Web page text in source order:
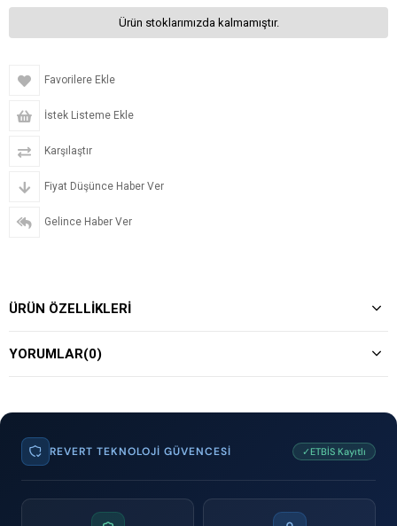
Ürün stoklarımızda kalmamıştır.
Favorilere Ekle
İstek Listeme Ekle
Karşılaştır
Fiyat Düşünce Haber Ver
Gelince Haber Ver
ÜRÜN ÖZELLIKLERI
YORUMLAR(0)
REVERT TEKNOLOJI GÜVENCESI ✓ETBİS Kayıtlı